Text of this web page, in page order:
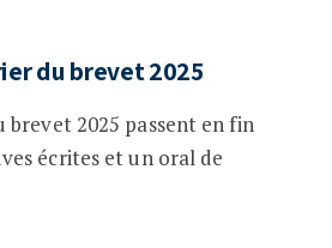
du brevet 2025
brevet 2025 passent en fin
écrites et un oral de